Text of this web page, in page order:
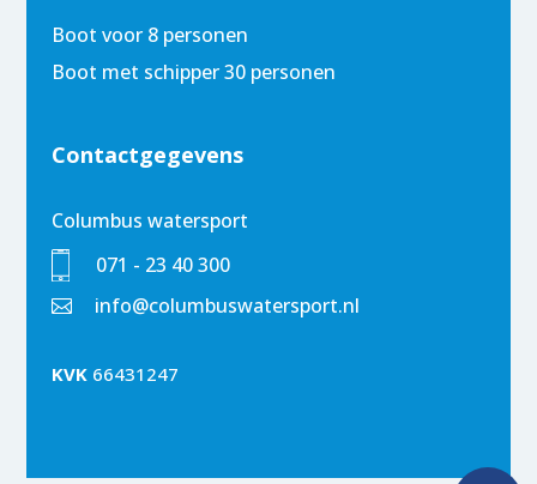
Boot voor 8 personen
Boot met schipper 30 personen
Contactgegevens
Columbus watersport
071 - 23 40 300
 info@columbuswatersport.nl
KVK 66431247